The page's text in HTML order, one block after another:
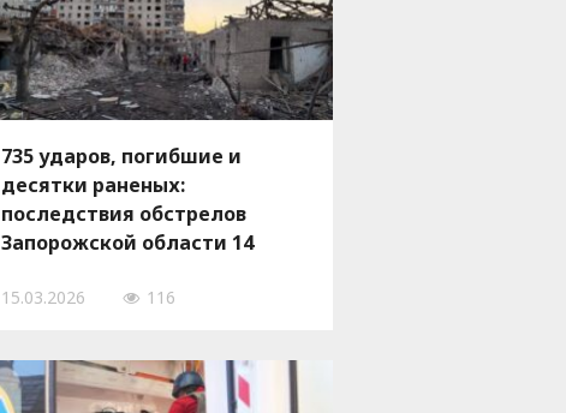
735 ударов, погибшие и
десятки раненых:
последствия обстрелов
Запорожской области 14
15.03.2026 116